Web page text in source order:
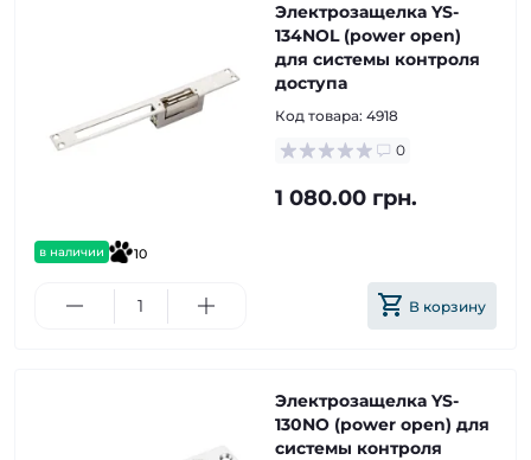
в наличии 10
Электрозащелка YS-
134NOL (power open)
для системы контроля
доступа
Код товара: 4918
0
1 080.00 грн.
В корзину
Электрозащелка YS-
130NO (power open) для
системы контроля